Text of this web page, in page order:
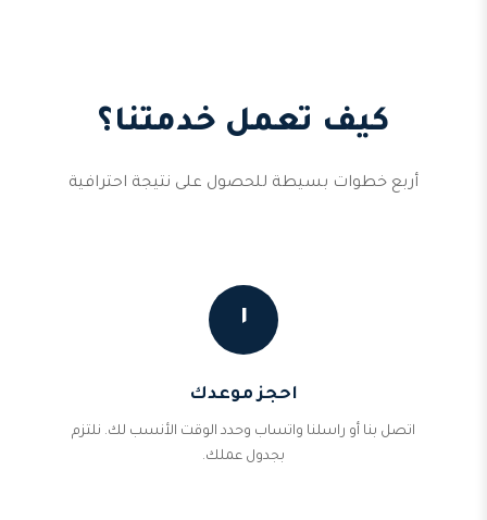
كيف تعمل خدمتنا؟
أربع خطوات بسيطة للحصول على نتيجة احترافية
١
احجز موعدك
اتصل بنا أو راسلنا واتساب وحدد الوقت الأنسب لك. نلتزم
بجدول عملك.